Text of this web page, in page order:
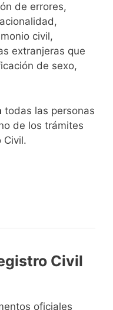
de errores,
civil,
extranjeras que
de sexo,
todas las personas
de los trámites
Civil.​
Civil
oficiales